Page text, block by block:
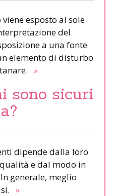
esposto al sole
del
a una fonte
elemento di disturbo
»
sono sicuri
dipende dalla loro
e dal modo in
generale, meglio
»